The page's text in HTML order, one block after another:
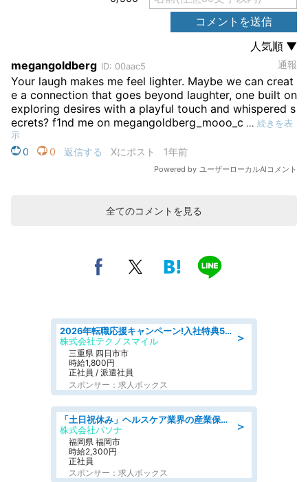
全てのコメントを見る
＞
2026年転職応援キャンペーン!入社特典58万円/デンソーで働こう!自動車工場で小型部品の検査業務 denso aichi
株式会社テクノスマイル
三重県 四日市市
時給1,800円
正社員 / 派遣社員
スポンサー：求人ボックス
＞
「土日祝休み」ヘルスケア業界の産業保健師/高時給/未経験OK/要資格:保健師、正看護師
株式会社パソナ
福岡県 福岡市
時給2,300円
正社員
スポンサー：求人ボックス